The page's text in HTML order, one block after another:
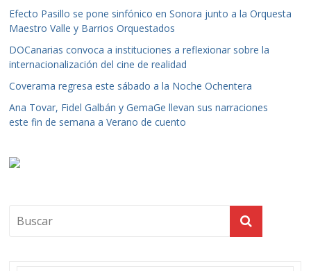
Efecto Pasillo se pone sinfónico en Sonora junto a la Orquesta
Maestro Valle y Barrios Orquestados
DOCanarias convoca a instituciones a reflexionar sobre la
internacionalización del cine de realidad
Coverama regresa este sábado a la Noche Ochentera
Ana Tovar, Fidel Galbán y GemaGe llevan sus narraciones
este fin de semana a Verano de cuento